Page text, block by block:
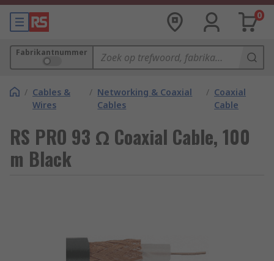
0
Fabrikantnummer
/ Cables &
Wires
/ Networking & Coaxial
Cables
/ Coaxial
Cable
RS PRO 93 Ω Coaxial Cable, 100
m Black